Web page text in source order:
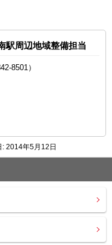
駅周辺地域整備担当
8501）
: 2014年5月12日